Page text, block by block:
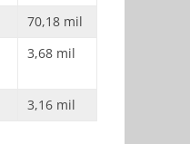
70,18 mil
3,68 mil
3,16 mil